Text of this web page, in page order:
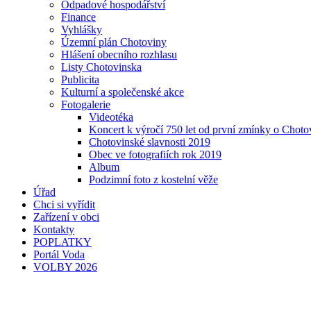
Odpadové hospodářství
Finance
Vyhlášky
Územní plán Chotoviny
Hlášení obecního rozhlasu
Listy Chotovinska
Publicita
Kulturní a společenské akce
Fotogalerie
Videotéka
Koncert k výročí 750 let od první zmínky o
Chotovinské slavnosti 2019
Obec ve fotografiích rok 2019
Album
Podzimní foto z kostelní věže
Úřad
Chci si vyřídit
Zařízení v obci
Kontakty
POPLATKY
Portál Voda
VOLBY 2026